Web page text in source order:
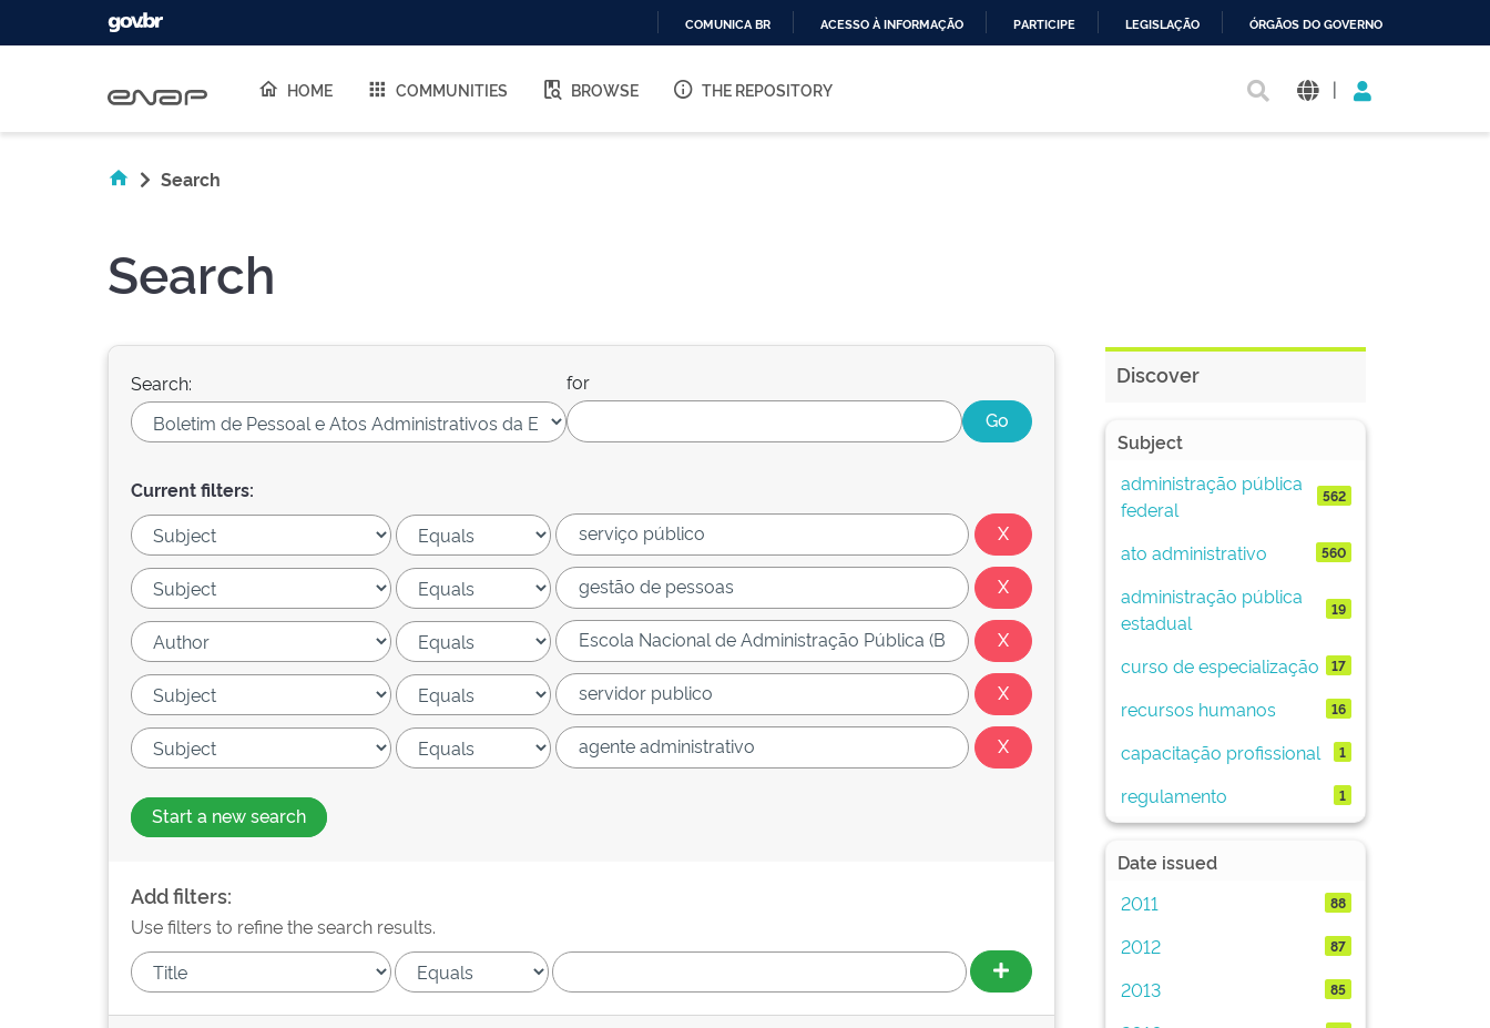
O
COMUNICA BR ACESSO À INFORMAÇÃO PARTICIPE LEGISLAÇÃO ÓRGÃOS DO GOVERNO
HOME COMMUNITIES BROWSE THE REPOSITORY |
Search
Search
Search: for
Current filters:
Start a new search
Add filters:
Use filters to refine the search results.
Discover
Subject
administração pública
federal
562
ato administrativo 560
administração pública
estadual
19
curso de especialização 17
recursos humanos 16
capacitação profissional 1
regulamento 1
Date issued
2011
88
2012 87
2013 85